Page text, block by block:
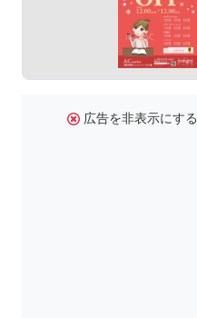
広告を非表示にする